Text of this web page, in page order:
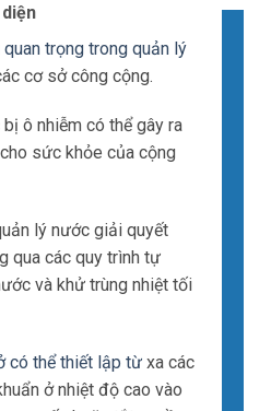
quan trọng trong quản lý
cơ sở công cộng.
ô nhiễm có thể gây ra
sức khỏe của cộng
lý nước giải quyết
qua các quy trình tự
và khử trùng nhiệt tối
có thể thiết lập từ xa các
ở nhiệt độ cao vào